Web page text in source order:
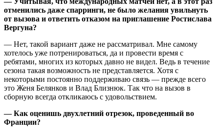
отменились даже спарринги, не было желания увильнуть
от вызова и ответить отказом на приглашение Ростислава
Вергуна?
— Нет, такой вариант даже не рассматривал. Мне самому
хотелось уже потренироваться, да и провести время с
ребятами, многих из которых давно не видел. Ведь в течение
сезона такая возможность не представляется. Хотя с
некоторыми постоянно поддерживаю связь — прежде всего
это Женя Белянков и Влад Близнюк. Так что на вызов в
сборную всегда откликаюсь с удовольствием.
— Как оценишь двухлетний отрезок, проведенный во
Франции?